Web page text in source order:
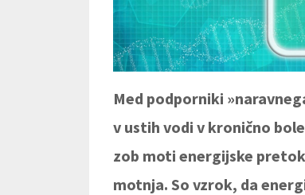
Med podporniki
v ustih vodi v kronično
zob moti energijske
motnja. So vzrok, da